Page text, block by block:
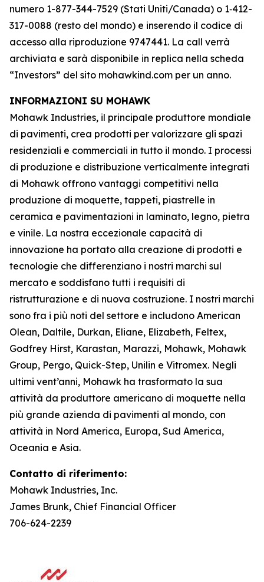
numero 1-877-344-7529 (Stati Uniti/Canada) o 1‑412-
317-0088 (resto del mondo) e inserendo il codice di
accesso alla riproduzione 9747441. La call verrà
archiviata e sarà disponibile in replica nella scheda
“Investors” del sito mohawkind.com per un anno.
INFORMAZIONI SU MOHAWK
Mohawk Industries, il principale produttore mondiale
di pavimenti, crea prodotti per valorizzare gli spazi
residenziali e commerciali in tutto il mondo. I processi
di produzione e distribuzione verticalmente integrati
di Mohawk offrono vantaggi competitivi nella
produzione di moquette, tappeti, piastrelle in
ceramica e pavimentazioni in laminato, legno, pietra
e vinile. La nostra eccezionale capacità di
innovazione ha portato alla creazione di prodotti e
tecnologie che differenziano i nostri marchi sul
mercato e soddisfano tutti i requisiti di
ristrutturazione e di nuova costruzione. I nostri marchi
sono fra i più noti del settore e includono American
Olean, Daltile, Durkan, Eliane, Elizabeth, Feltex,
Godfrey Hirst, Karastan, Marazzi, Mohawk, Mohawk
Group, Pergo, Quick-Step, Unilin e Vitromex. Negli
ultimi vent’anni, Mohawk ha trasformato la sua
attività da produttore americano di moquette nella
più grande azienda di pavimenti al mondo, con
attività in Nord America, Europa, Sud America,
Oceania e Asia.
Contatto di riferimento:
Mohawk Industries, Inc.
James Brunk, Chief Financial Officer
706-624-2239